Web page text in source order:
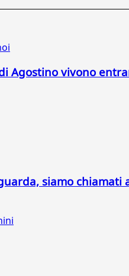
Agostino vivono
siamo chiamati